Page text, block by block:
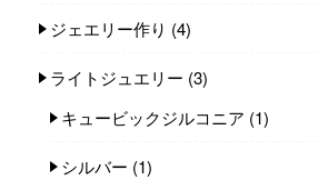
ジェエリー作り (4)
ライトジュエリー (3)
キュービックジルコニア (1)
シルバー (1)